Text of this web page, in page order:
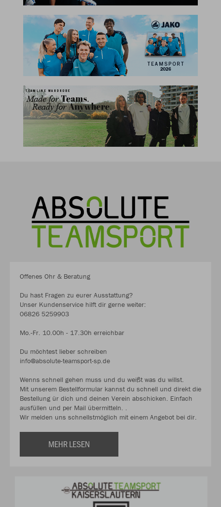
Offenes Ohr & Beratung
Du hast Fragen zu eurer Ausstattung?
Unser Kundenservice hilft dir gerne weiter:
06826 5259903
Mo.-Fr. 10.00h - 17.30h erreichbar
Du möchtest lieber schreiben
info@absolute-teamsport-sp.de
Wenns schnell gehen muss und du weißt was du willst.
Mit unserem Bestellformular kannst du schnell und direkt die
Bestellung ür dich und deinen Verein abschicken. Einfach
ausfüllen und per Mail übermitteln. .
Wir melden uns schnellstmöglich mit einem Angebot bei dir.
MEHR LESEN